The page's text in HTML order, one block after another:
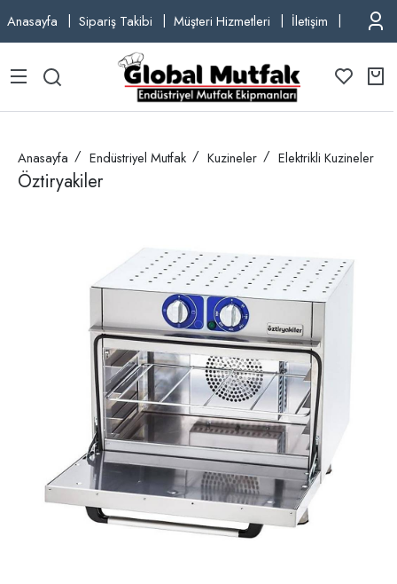
Anasayfa Sipariş Takibi Müşteri Hizmetleri İletişim TEL:
Anasayfa Endüstriyel Mutfak Kuzineler Elektrikli Kuzineler
Öztiryakiler